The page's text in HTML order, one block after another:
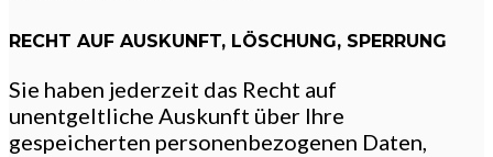
RECHT AUF AUSKUNFT, LÖSCHUNG, SPERRUNG
Sie haben jederzeit das Recht auf
unentgeltliche Auskunft über Ihre
gespeicherten personenbezogenen Daten,